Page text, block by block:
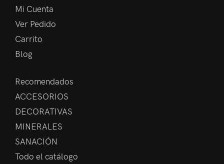
Mi Cuenta
Ver Pedido
Carrito
Blog
Recomendados
ACCESORIOS
DECORATIVAS
MINERALES
SANACIÓN
Todo el catálogo